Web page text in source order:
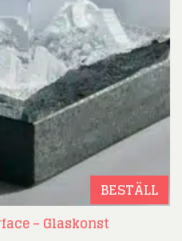
BESTÄLL
– Glaskonst